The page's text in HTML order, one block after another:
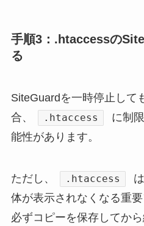
手順3：.htaccessの
る
SiteGuardを一時停止して
合、
.htaccess
に制
能性があります。
ただし、 .htaccess
体が表示されなくなる重要
必ずコピーを保存してから